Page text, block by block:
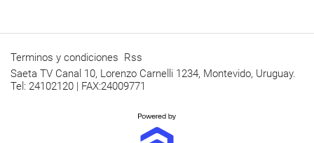
Terminos y condiciones Rss
Saeta TV Canal 10, Lorenzo Carnelli 1234, Montevido, Uruguay.
Tel: 24102120 | FAX:24009771